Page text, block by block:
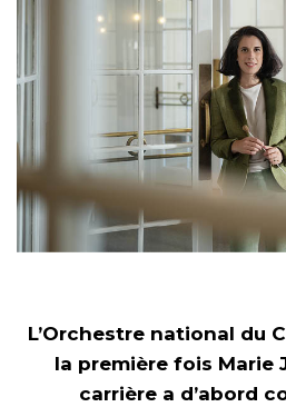
L’Orchestre national du
la première fois Marie
carrière a d’abord